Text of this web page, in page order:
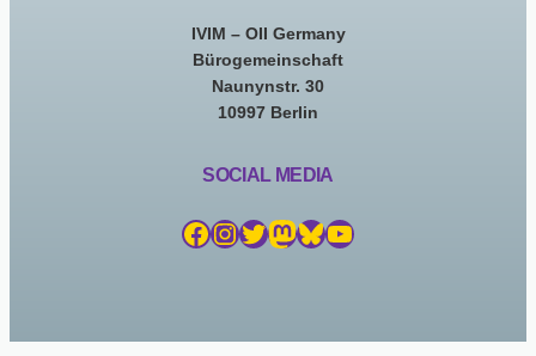
IVIM – OII Germany
Bürogemeinschaft
Naunynstr. 30
10997 Berlin
SOCIAL MEDIA
Facebook InstagramTwitter Mastodon Bluesky YouTube